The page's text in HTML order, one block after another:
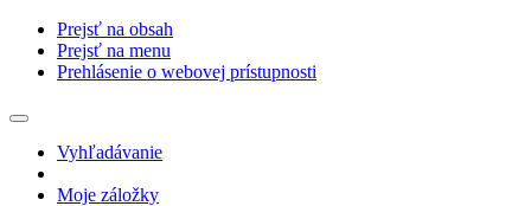
Prejsť na obsah
Prejsť na menu
Prehlásenie o webovej prístupnosti
Vyhľadávanie
Moje záložky